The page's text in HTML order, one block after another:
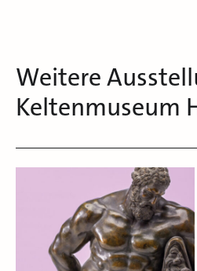
Weitere
Keltenmuseum